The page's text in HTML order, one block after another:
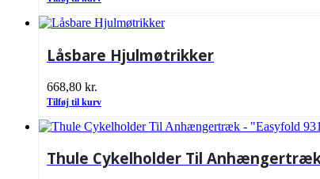
Låsbare Hjulmøtrikker
668,80 kr.
Tilføj til kurv
Thule Cykelholder Til Anhængertræk